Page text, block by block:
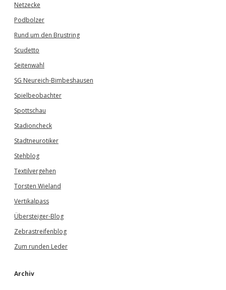
Netzecke
Podbolzer
Rund um den Brustring
Scudetto
Seitenwahl
SG Neureich-Bimbeshausen
Spielbeobachter
Spottschau
Stadioncheck
Stadtneurotiker
Stehblog
Textilvergehen
Torsten Wieland
Vertikalpass
Übersteiger-Blog
Zebrastreifenblog
Zum runden Leder
Archiv